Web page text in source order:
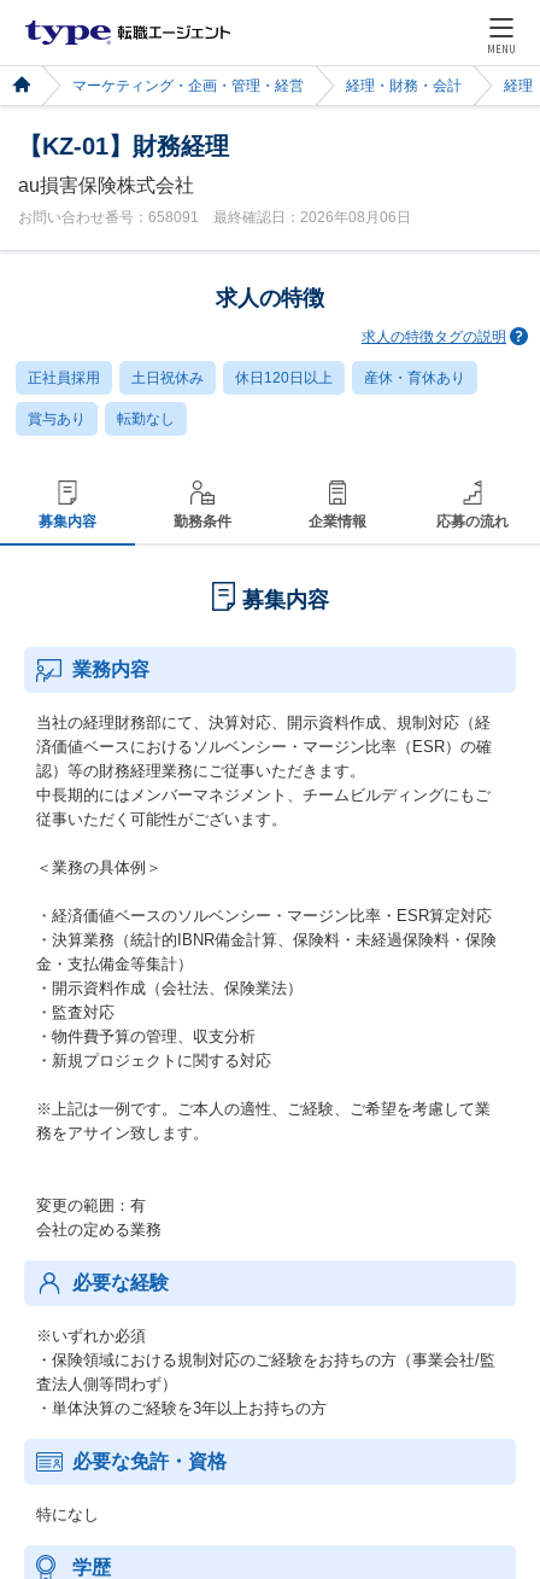
MENU
マーケティング・企画・管理・経営 経理・財務・会計 経理
【KZ-01】財務経理
au損害保険株式会社
お問い合わせ番号：658091 最終確認日：2026年08月06日
求人の特徴
求人の特徴タグの説明
正社員採用 土日祝休み 休日120日以上 産休・育休あり
賞与あり 転勤なし
募集内容 勤務条件 企業情報 応募の流れ
募集内容
業務内容
当社の経理財務部にて、決算対応、開示資料作成、規制対応（経
済価値ベースにおけるソルベンシー・マージン比率（ESR）の確
認）等の財務経理業務にご従事いただきます。
中長期的にはメンバーマネジメント、チームビルディングにもご
従事いただく可能性がございます。
＜業務の具体例＞
・経済価値ベースのソルベンシー・マージン比率・ESR算定対応
・決算業務（統計的IBNR備金計算、保険料・未経過保険料・保険
金・支払備金等集計）
・開示資料作成（会社法、保険業法）
・監査対応
・物件費予算の管理、収支分析
・新規プロジェクトに関する対応
※上記は一例です。ご本人の適性、ご経験、ご希望を考慮して業
務をアサイン致します。
変更の範囲：有
会社の定める業務
必要な経験
※いずれか必須
・保険領域における規制対応のご経験をお持ちの方（事業会社/監
査法人側等問わず）
・単体決算のご経験を3年以上お持ちの方
必要な免許・資格
特になし
学歴